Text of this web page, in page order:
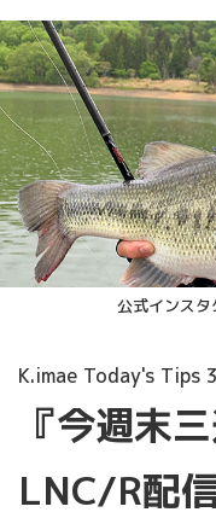
公式インスタ
K.imae Today's Tips
『今週末
LNC/R配信